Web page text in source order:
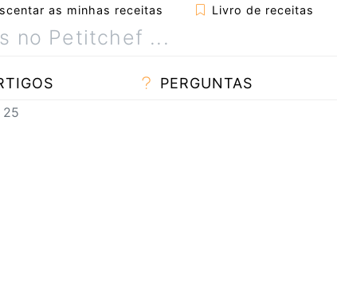
as minhas receitas Livro de receitas
PERGUNTAS
25